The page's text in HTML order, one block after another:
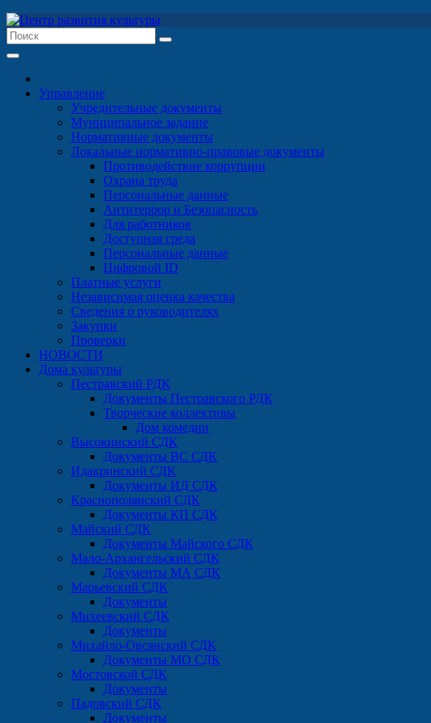
Перейти
к
содержимому
Управление
Учредительные документы
Муниципальное задание
Нормативные документы
Локальные нормативно-правовые документы
Противодействие коррупции
Охрана труда
Персональные данные
Антитеррор и Безопасность
Для работников
Доступная среда
Персональные данные
Цифровой ID
Платные услуги
Независимая оценка качества
Сведения о руководителях
Закупки
Проверки
НОВОСТИ
Дома культуры
Пестравский РДК
Документы Пестравского РДК
Творческие коллективы
Дом комедии
Высокинский СДК
Документы ВС СДК
Идакринский СДК
Документы ИД СДК
Краснополянский СДК
Документы КП СДК
Майский СДК
Документы Майского СДК
Мало-Архангельский СДК
Документы МА СДК
Марьевский СДК
Документы
Михеевский СДК
Документы
Михайло-Овсянский СДК
Документы МО СДК
Мостовской СДК
Документы
Падовский СДК
Документы